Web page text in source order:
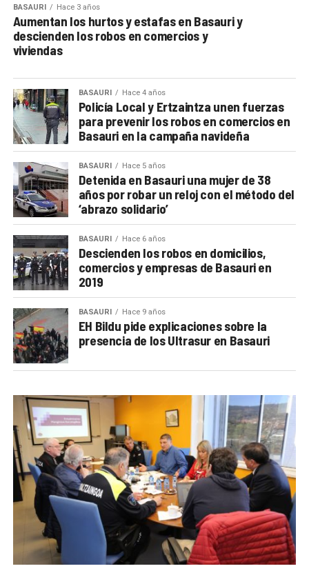
BASAURI Hace 3 años
Aumentan los hurtos y estafas en Basauri y
descienden los robos en comercios y
viviendas
BASAURI Hace 4 años
Policía Local y Ertzaintza unen fuerzas
para prevenir los robos en comercios en
Basauri en la campaña navideña
BASAURI Hace 5 años
Detenida en Basauri una mujer de 38
años por robar un reloj con el método del
‘abrazo solidario’
BASAURI Hace 6 años
Descienden los robos en domicilios,
comercios y empresas de Basauri en
2019
BASAURI Hace 9 años
EH Bildu pide explicaciones sobre la
presencia de los Ultrasur en Basauri